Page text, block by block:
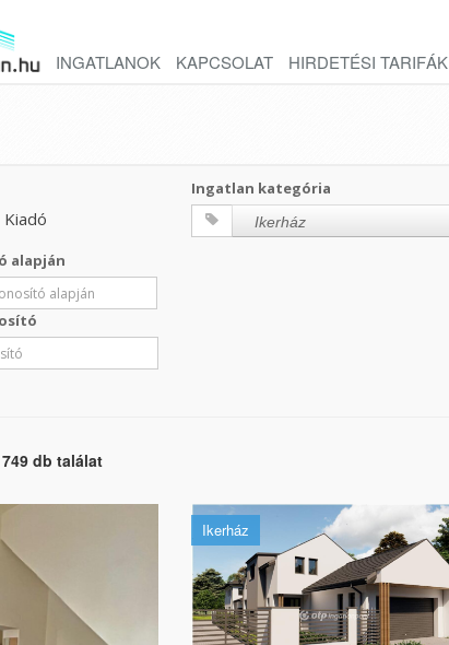
INGATLANOK KAPCSOLAT HIRDETÉSI TARIFÁK
Kiadó
Ingatlan kategória
Ikerház
alapján
db találat
Ikerház